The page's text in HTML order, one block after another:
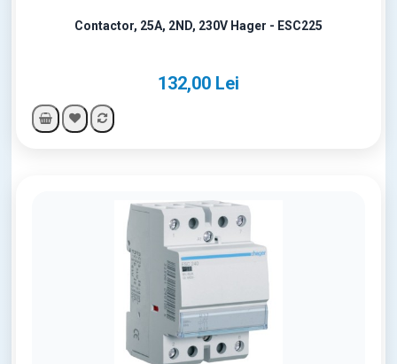
Contactor, 25A, 2ND, 230V Hager - ESC225
132,00 Lei